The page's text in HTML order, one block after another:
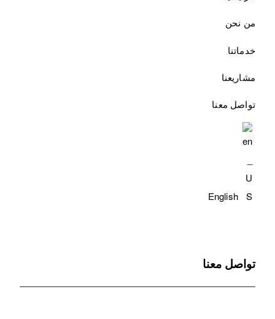
من نحن
خدماتنا
مشاريعنا
تواصل معنا
English
تواصل معنا